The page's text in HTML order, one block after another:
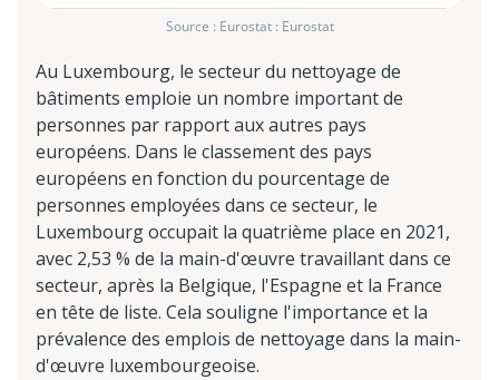
Source : Eurostat : Eurostat
Au Luxembourg, le secteur du nettoyage de
bâtiments emploie un nombre important de
personnes par rapport aux autres pays
européens. Dans le classement des pays
européens en fonction du pourcentage de
personnes employées dans ce secteur, le
Luxembourg occupait la quatrième place en 2021,
avec 2,53 % de la main-d'œuvre travaillant dans ce
secteur, après la Belgique, l'Espagne et la France
en tête de liste. Cela souligne l'importance et la
prévalence des emplois de nettoyage dans la main-
d'œuvre luxembourgeoise.